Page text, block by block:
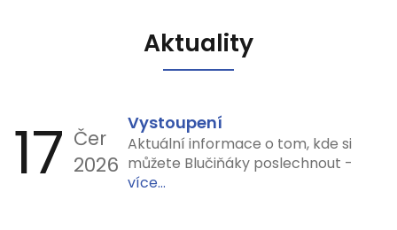
Aktuality
17 Čer
2026
Vystoupení
Aktuální informace o tom, kde si
můžete Blučiňáky poslechnout -
více...